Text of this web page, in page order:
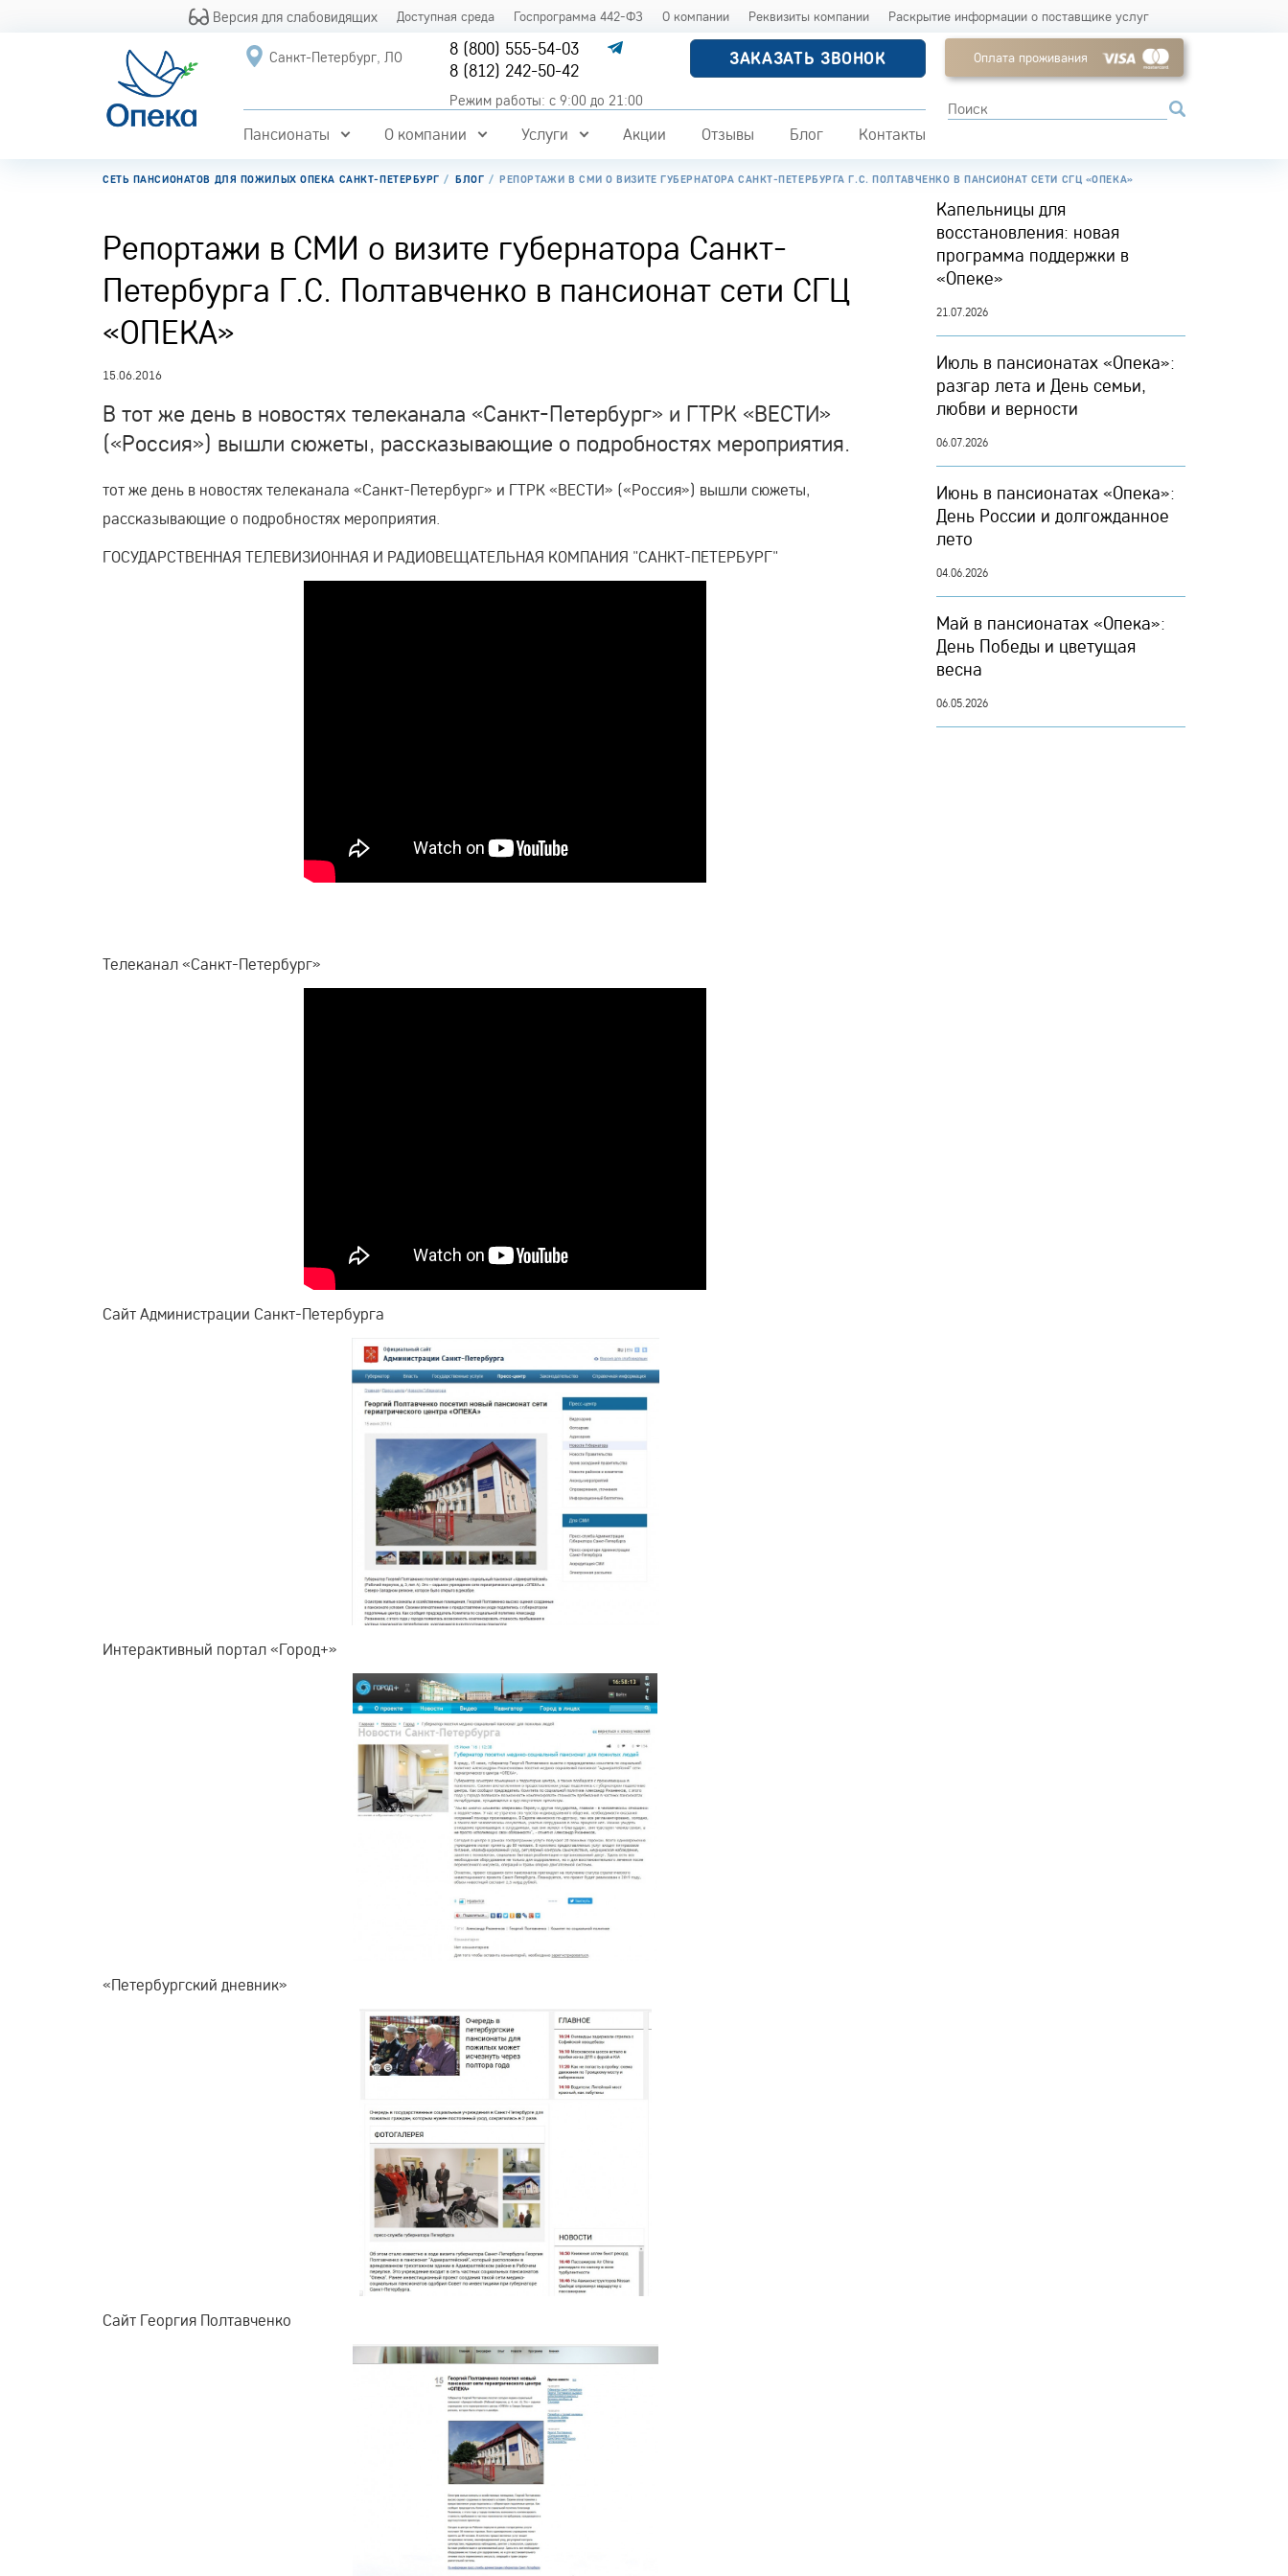
Версия для слабовидящих Доступная среда Госпрограмма 442-ФЗ О компании Реквизиты компании Раскрытие информации о поставщике услуг
Санкт-Петербург, ЛО
8 (800) 555-54-03
8 (812) 242-50-42
Режим работы: с 9:00 до 21:00
ЗАКАЗАТЬ ЗВОНОК
Пансионаты О компании Услуги Акции Отзывы Блог Контакты
Оплата проживания
СЕТЬ ПАНСИОНАТОВ ДЛЯ ПОЖИЛЫХ ОПЕКА САНКТ-ПЕТЕРБУРГ БЛОГ РЕПОРТАЖИ В СМИ О ВИЗИТЕ ГУБЕРНАТОРА САНКТ-ПЕТЕРБУРГА Г.С. ПОЛТАВЧЕНКО В ПАНСИОНАТ СЕТИ СГЦ «ОПЕКА»
Репортажи в СМИ о визите губернатора Санкт-
Петербурга Г.С. Полтавченко в пансионат сети СГЦ
«ОПЕКА»
15.06.2016
В тот же день в новостях телеканала «Санкт-Петербург» и ГТРК «ВЕСТИ»
(«Россия») вышли сюжеты, рассказывающие о подробностях мероприятия.
тот же день в новостях телеканала «Санкт-Петербург» и ГТРК «ВЕСТИ» («Россия») вышли сюжеты,
рассказывающие о подробностях мероприятия.
ГОСУДАРСТВЕННАЯ ТЕЛЕВИЗИОННАЯ И РАДИОВЕЩАТЕЛЬНАЯ КОМПАНИЯ "САНКТ-ПЕТЕРБУРГ"
Телеканал «Санкт-Петербург»
Сайт Администрации Санкт-Петербурга
Интерактивный портал «Город+»
«Петербургский дневник»
Сайт Георгия Полтавченко
Капельницы для
восстановления: новая
программа поддержки в
«Опеке»
21.07.2026
Июль в пансионатах «Опека»:
разгар лета и День семьи,
любви и верности
06.07.2026
Июнь в пансионатах «Опека»:
День России и долгожданное
лето
04.06.2026
Май в пансионатах «Опека»:
День Победы и цветущая
весна
06.05.2026